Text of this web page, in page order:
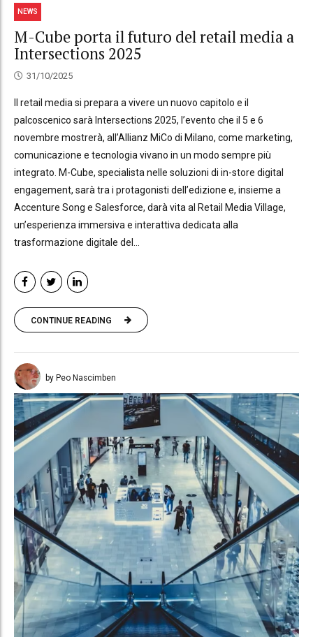
NEWS
M-Cube porta il futuro del retail media a
Intersections 2025
31/10/2025
Il retail media si prepara a vivere un nuovo capitolo e il
palcoscenico sarà Intersections 2025, l’evento che il 5 e 6
novembre mostrerà, all’Allianz MiCo di Milano, come marketing,
comunicazione e tecnologia vivano in un modo sempre più
integrato. M-Cube, specialista nelle soluzioni di in-store digital
engagement, sarà tra i protagonisti dell’edizione e, insieme a
Accenture Song e Salesforce, darà vita al Retail Media Village,
un’esperienza immersiva e interattiva dedicata alla
trasformazione digitale del...
CONTINUE READING
by Peo Nascimben